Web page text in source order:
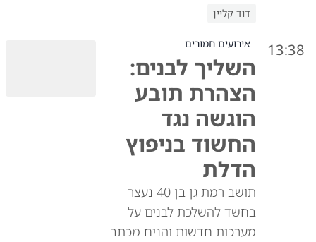
דוד קליין
13:38 אירועים חמורים
השליך לבנים:
הצהרת תובע
הוגשה נגד
החשוד בניפוץ
הדלת
תושב רמת גן בן 40 נעצר
בחשד להשלכת לבנים על
מערכות חדשות והניח מכתב